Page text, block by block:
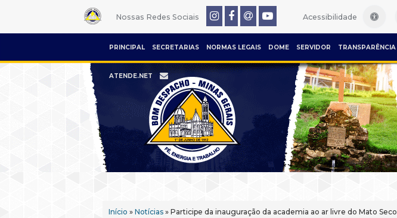
Nossas Redes Sociais Acessibilidade
PRINCIPAL SECRETARIAS NORMAS LEGAIS DOME SERVIDOR TRANSPARÊNCIA
ATENDE.NET
Início » Notícias » Participe da inauguração da academia ao ar livre do Mato Seco